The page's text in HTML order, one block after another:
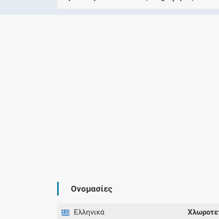
Ονομασίες
Ελληνικά